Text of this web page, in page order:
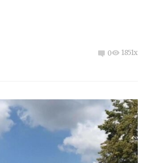
0 1851x